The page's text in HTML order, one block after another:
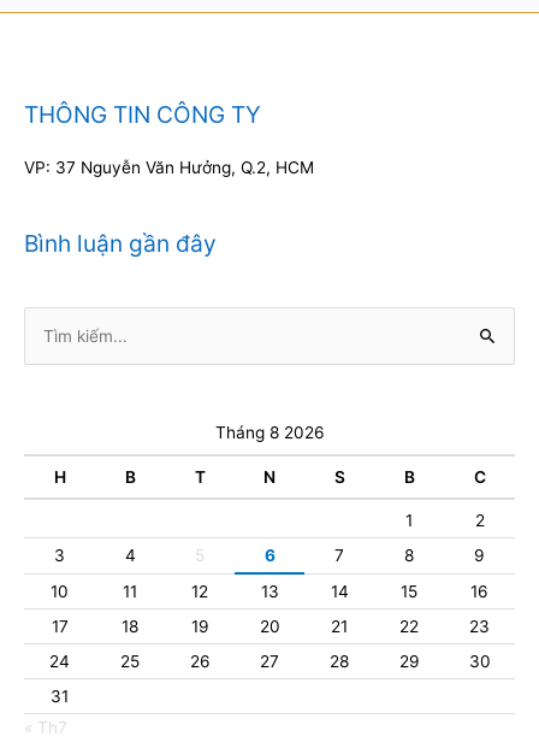
THÔNG TIN CÔNG TY
VP: 37 Nguyễn Văn Hưởng, Q.2, HCM
Bình luận gần đây
kiếm:
Tháng 8 2026
H B T N S B C
1
2
3
4 5 6 7 8
9
10
11 12 13 14 15
16
17
18 19 20 21 22
23
24
25 26 27 28 29
30
31
« Th7